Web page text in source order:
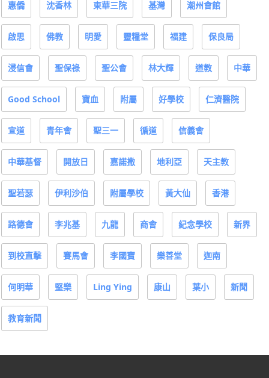
惠僑 沈香林 東華三院 基灣 潮州會館
啟思 佛教 明愛 靈糧堂 福建 保良局
浸信會 聖保祿 聖公會 林大輝 道教 中華
Good School 寶血 附屬 好學校 仁濟醫院
宣道 青年會 聖三一 循道 信義會
中華基督 開放日 嘉諾撒 地利亞 天主教
聖若瑟 伊利沙伯 附屬學校 黃大仙 香港
路德會 李兆基 九龍 商會 紀念學校 新界
到校直擊 賽馬會 李國寶 樂善堂 迦南
何明華 堅樂 Ling Ying 康山 葉小 新聞
教育新聞